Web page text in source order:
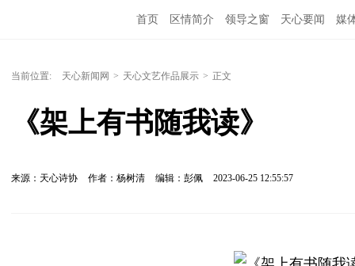
首页 区情简介 领导之窗 天心要闻 媒
当前位置: 天心新闻网 > 天心文艺作品展示 > 正文
《架上有书随我读》
来源：天心诗协 作者：杨树清 编辑：彭佩 2023-06-25 12:55:57